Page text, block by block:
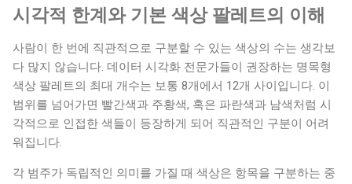
시각적 한계와 기본 색상 팔레트의 이해
사람이 한 번에 직관적으로 구분할 수 있는 색상의 수는 생각보
다 많지 않습니다. 데이터 시각화 전문가들이 권장하는 명목형
색상 팔레트의 최대 개수는 보통 8개에서 12개 사이입니다. 이
범위를 넘어가면 빨간색과 주황색, 혹은 파란색과 남색처럼 시
각적으로 인접한 색들이 등장하게 되어 직관적인 구분이 어려
워집니다.
각 범주가 독립적인 의미를 가질 때 색상은 항목을 구분하는 중